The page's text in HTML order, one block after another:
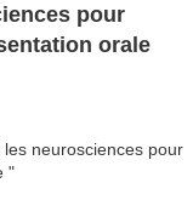
pour
orale